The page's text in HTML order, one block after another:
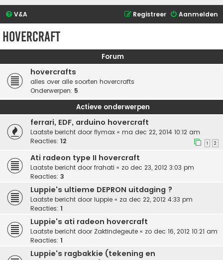
V&A Aanmelden
Registreer
hovercraft
Forum
hovercrafts
alles over alle soorten hovercrafts
Onderwerpen: 5
Actieve onderwerpen
ferrari, EDF, arduino hovercraft
Laatste bericht door flymax « ma dec 22, 2014 10:12 am
Reacties: 12 1 2
Ati radeon type II hovercraft
Laatste bericht door frahati « zo dec 23, 2012 3:03 pm
Reacties: 3
Luppie's ultieme DEPRON uitdaging ?
Laatste bericht door luppie « za dec 22, 2012 4:33 pm
Reacties: 1
Luppie's ati radeon hovercraft
Laatste bericht door Zaktindegeute « zo dec 16, 2012 10:21 am
Reacties: 1
Luppie's ragbakkie (tekening en